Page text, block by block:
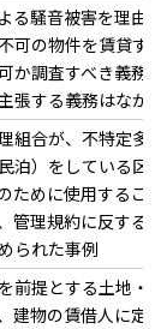
る騒音被害を理由
可の物件を賃貸す
か調査すべき義務
張する義務はなか
組合が、不特定多
泊）をしている区
ために使用するこ
管理規約に反する
られた事例
前提とする土地・
建物の賃借人に定